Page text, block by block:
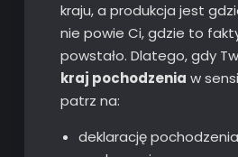
kraju, a produkcja jest
nie powie Ci, gdzie to
powstało. Dlatego, gdy
kraj pochodzenia w
patrz na:
deklarację